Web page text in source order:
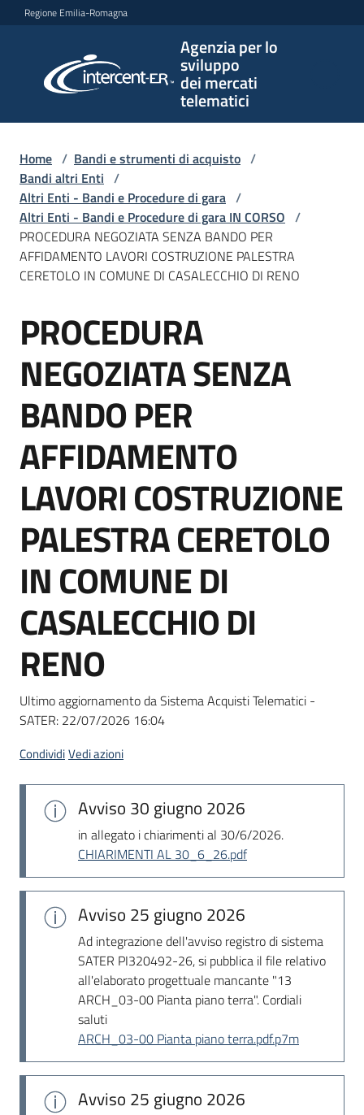
Vai al contenuto
Vai alla navigazione
Vai al footer
Regione Emilia-Romagna
Agenzia per lo
sviluppo
dei mercati
telematici
per lo
sviluppo
telematici
L'Agenzia
e
strumenti
acquisto
Supporto
Piattaforme
telematiche
English
site
su
Home / Bandi e strumenti di acquisto /
Bandi altri Enti /
Altri Enti - Bandi e Procedure di gara /
Altri Enti - Bandi e Procedure di gara IN CORSO /
PROCEDURA NEGOZIATA SENZA BANDO PER
AFFIDAMENTO LAVORI COSTRUZIONE PALESTRA
CERETOLO IN COMUNE DI CASALECCHIO DI RENO
Salta al contenuto
PROCEDURA
NEGOZIATA SENZA
BANDO PER
AFFIDAMENTO
LAVORI COSTRUZIONE
PALESTRA CERETOLO
IN COMUNE DI
CASALECCHIO DI
RENO
Ultimo aggiornamento da Sistema Acquisti Telematici -
SATER: 22/07/2026 16:04
CondividiVedi azioni
Avviso 30 giugno 2026
in allegato i chiarimenti al 30/6/2026.
CHIARIMENTI AL 30_6_26.pdf
Avviso 25 giugno 2026
Ad integrazione dell'avviso registro di sistema
SATER PI320492-26, si pubblica il file relativo
all'elaborato progettuale mancante "13
ARCH_03-00 Pianta piano terra". Cordiali
saluti
ARCH_03-00 Pianta piano terra.pdf.p7m
Avviso 25 giugno 2026